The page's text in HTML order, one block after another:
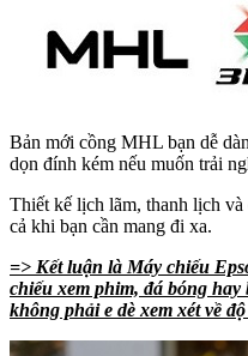
Bản mới cồng MHL bạn dễ
dọn đính kém nếu muốn trải
Thiết kế lịch lãm, thanh lịch
cả khi bạn cần mang đi xa.
=> Kết luận là Máy chiếu
chiếu xem phim, đá bóng
không phải e dè xem xét về